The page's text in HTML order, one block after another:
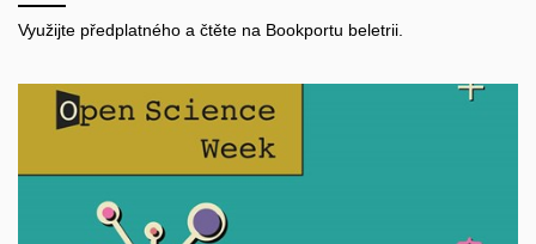
Využijte předplatného a čtěte na Bookportu beletrii.